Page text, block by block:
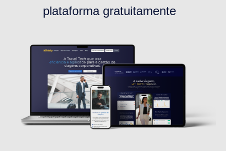
plataforma gratuitamente